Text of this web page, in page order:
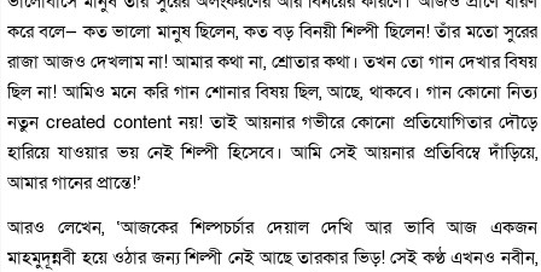
করে বলে— কত ভালো মানুষ ছিলেন, কত বড় বিনয়ী শিল্পী ছিলেন! তাঁর মতো সুরের
রাজা আজও দেখলাম না! আমার কথা না, শ্রোতার কথা। তখন তো গান দেখার বিষয়
ছিল না! আমিও মনে করি গান শোনার বিষয় ছিল, আছে, থাকবে। গান কোনো নিত্য
নতুন created content নয়! তাই আয়নার গভীরে কোনো প্রতিযোগিতার দৌড়ে
হারিয়ে যাওয়ার ভয় নেই শিল্পী হিসেবে। আমি সেই আয়নার প্রতিবিম্বে দাঁড়িয়ে,
আমার গানের প্রান্তে!’
আরও লেখেন, ‘আজকের শিল্পচর্চার দেয়াল দেখি আর ভাবি আজ একজন
মাহমুদূন্নবী হয়ে ওঠার জন্য শিল্পী নেই আছে তারকার ভিড়! সেই কণ্ঠ এখনও নবীন,